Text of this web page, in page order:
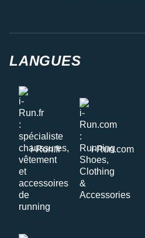
LANGUES
i-Run.fr i-Run.com